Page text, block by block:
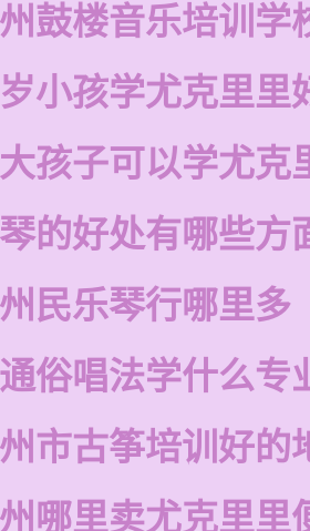
鼓楼音乐培训学
小孩学尤克里里
孩子可以学尤克
的好处有哪些方
民乐琴行哪里多
俗唱法学什么专
市古筝培训好的
哪里卖尤克里里